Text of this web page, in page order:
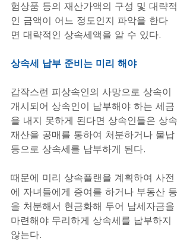
험상품 등의 재산가액의 구성 및 대략적
인 금액이 어느 정도인지 파악을 한다
면 대략적인 상속세액을 알 수 있다.
상속세 납부 준비는 미리 해야
갑작스런 피상속인의 사망으로 상속이
개시되어 상속인이 납부해야 하는 세금
을 내지 못하게 된다면 상속인들은 상속
재산을 공매를 통하여 처분하거나 물납
등으로 상속세를 납부하게 된다.
때문에 미리 상속플랜을 계획하여 사전
에 자녀들에게 증여를 하거나 부동산 등
을 처분해서 현금화해 두어 납세자금을
마련해야 무리하게 상속세를 납부하지
않는다.